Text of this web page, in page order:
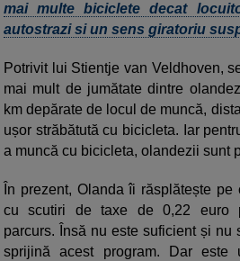
mai multe biciclete decat
autostrazi si un sens giratoriu
Potrivit lui Stientje van Veldhoven,
mai mult de jumătate dintre
km depărate de locul de muncă,
ușor străbătută cu bicicleta. Iar
a muncă cu bicicleta, olandezii sunt
În prezent, Olanda îi răsplătește
cu scutiri de taxe de 0,22 euro
parcurs. Însă nu este suficient și nu
sprijină acest program. Dar este